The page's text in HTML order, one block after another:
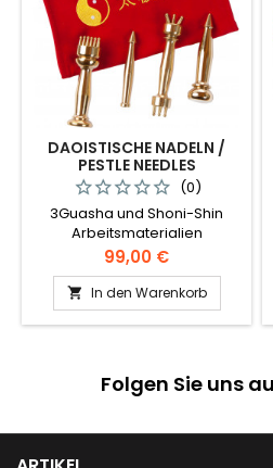
DAOISTISCHE NADELN /
PESTLE NEEDLES
(0)
3Guasha und Shoni-Shin
Arbeitsmaterialien
Preis
99,00 €
 In den Warenkorb
Folgen Sie uns